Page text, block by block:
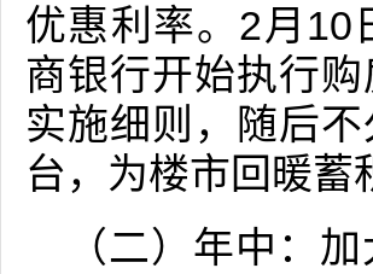
优惠利率。2月10
商银行开始执行
实施细则，随后
台，为楼市回暖蓄
（二）年中：